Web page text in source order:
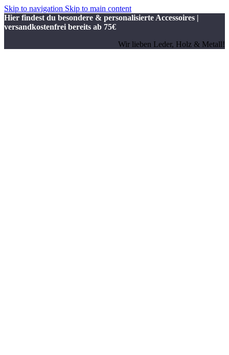
Skip to navigation Skip to main content
Hier findest du besondere & personalisierte Accessoires |
versandkostenfrei bereits ab 75€
Wir lieben Leder, Holz & Metall!